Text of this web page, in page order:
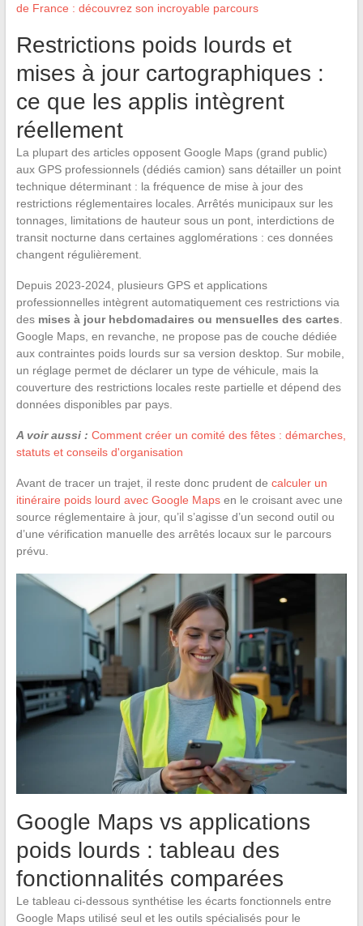
de France : découvrez son incroyable parcours
Restrictions poids lourds et
mises à jour cartographiques :
ce que les applis intègrent
réellement
La plupart des articles opposent Google Maps (grand public)
aux GPS professionnels (dédiés camion) sans détailler un point
technique déterminant : la fréquence de mise à jour des
restrictions réglementaires locales. Arrêtés municipaux sur les
tonnages, limitations de hauteur sous un pont, interdictions de
transit nocturne dans certaines agglomérations : ces données
changent régulièrement.
Depuis 2023-2024, plusieurs GPS et applications
professionnelles intègrent automatiquement ces restrictions via
des mises à jour hebdomadaires ou mensuelles des cartes
Google Maps, en revanche, ne propose pas de couche dédiée
aux contraintes poids lourds sur sa version desktop. Sur mobile,
un réglage permet de déclarer un type de véhicule, mais la
couverture des restrictions locales reste partielle et dépend des
données disponibles par pays.
A voir aussi : Comment créer un comité des fêtes : démarches,
statuts et conseils d'organisation
Avant de tracer un trajet, il reste donc prudent de calculer un
itinéraire poids lourd avec Google Mapsen le croisant avec une
source réglementaire à jour, qu’il s’agisse d’un second outil ou
d’une vérification manuelle des arrêtés locaux sur le parcours
prévu.
Google Maps vs applications
poids lourds : tableau des
fonctionnalités comparées
Le tableau ci-dessous synthétise les écarts fonctionnels entre
Google Maps utilisé seul et les outils spécialisés pour le